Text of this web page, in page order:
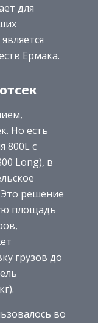
для
Ермака.
Но есть
800L с
Long), в
решение
площадь
грузов до
во